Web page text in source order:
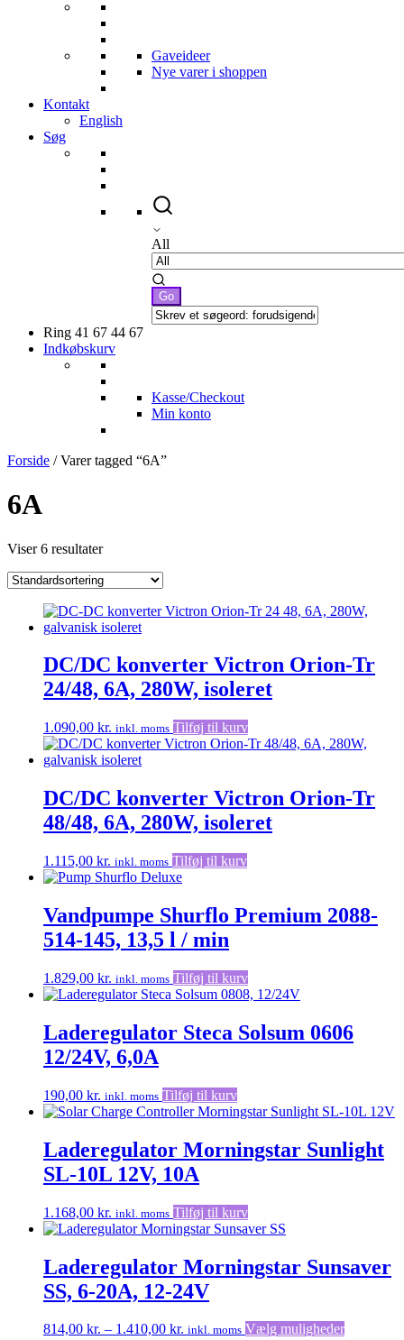
Gaveideer
Nye varer i shoppen
Kontakt
English
Søg
All
Ring 41 67 44 67
Indkøbskurv
Kasse/Checkout
Min konto
Forside / Varer tagged “6A”
6A
Viser 6 resultater
DC/DC konverter Victron Orion-Tr
24/48, 6A, 280W, isoleret
1.090,00 kr. inkl. moms Tilføj til kurv
DC/DC konverter Victron Orion-Tr
48/48, 6A, 280W, isoleret
1.115,00 kr. inkl. moms Tilføj til kurv
Vandpumpe Shurflo Premium 2088-
514-145, 13,5 l / min
1.829,00 kr. inkl. moms Tilføj til kurv
Laderegulator Steca Solsum 0606
12/24V, 6,0A
190,00 kr. inkl. moms Tilføj til kurv
Laderegulator Morningstar Sunlight
SL-10L 12V, 10A
1.168,00 kr. inkl. moms Tilføj til kurv
Laderegulator Morningstar Sunsaver
SS, 6-20A, 12-24V
814,00 kr. – 1.410,00 kr. Prisinterval:
inkl. moms Vælg mulighederDette